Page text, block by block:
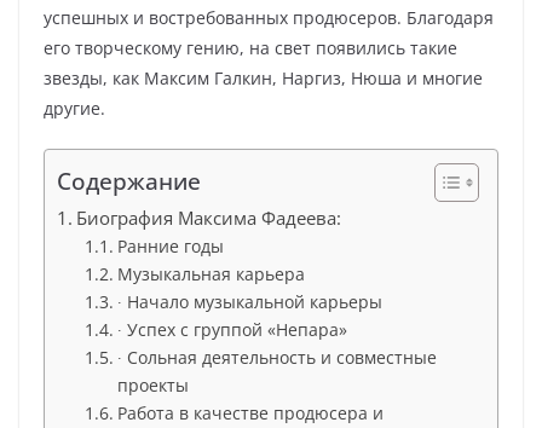
успешных и востребованных продюсеров. Благодаря
его творческому гению, на свет появились такие
звезды, как Максим Галкин, Наргиз, Нюша и многие
другие.
Содержание
Биография Максима Фадеева:
Ранние годы
Музыкальная карьера
∙ Начало музыкальной карьеры
∙ Успех с группой «Непара»
∙ Сольная деятельность и совместные
проекты
Работа в качестве продюсера и